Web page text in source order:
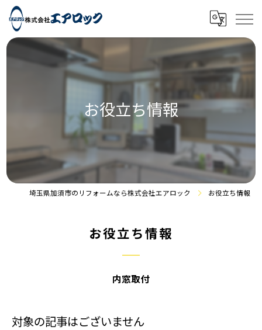
お役立ち情報
埼玉県加須市のリフォームなら株式会社エアロック お役立ち情報
お役立ち情報
内窓取付
対象の記事はございません